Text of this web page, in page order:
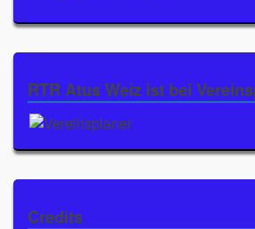
RTR Atus Weiz ist bei
Credits